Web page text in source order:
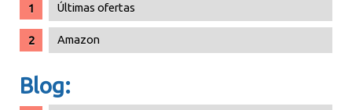
Últimas ofertas
Amazon
Blog: